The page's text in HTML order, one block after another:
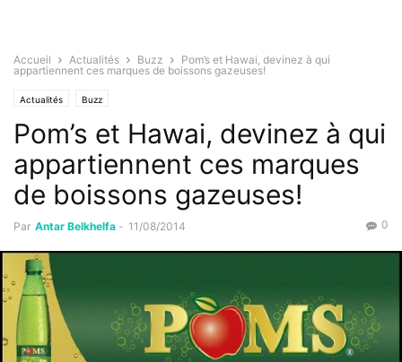
Accueil Actualités Buzz
Pom’s et Hawai, devinez à qui
appartiennent ces marques de boissons gazeuses!
Actualités Buzz
Pom’s et Hawai, devinez à qui
appartiennent ces marques
de boissons gazeuses!
Par Antar Belkhelfa - 11/08/2014 0